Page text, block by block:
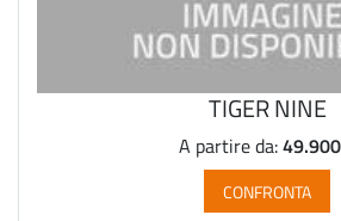
TIGER NINE
A partire da:
CONFRONTA